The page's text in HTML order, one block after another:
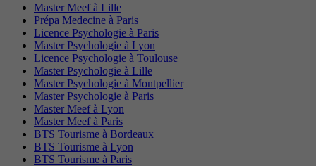
Master Meef à Lille
Prépa Medecine à Paris
Licence Psychologie à Paris
Master Psychologie à Lyon
Licence Psychologie à Toulouse
Master Psychologie à Lille
Master Psychologie à Montpellier
Master Psychologie à Paris
Master Meef à Lyon
Master Meef à Paris
BTS Tourisme à Bordeaux
BTS Tourisme à Lyon
BTS Tourisme à Paris